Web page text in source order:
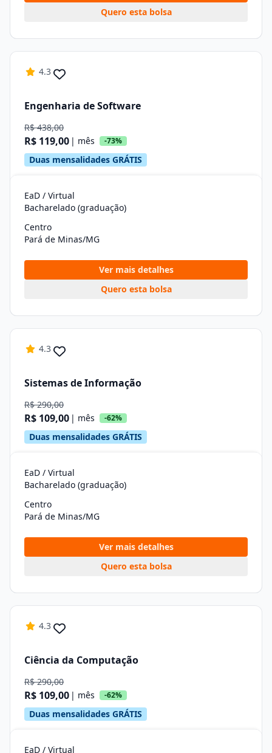
Quero esta bolsa
4.3
Engenharia de Software
R$ 438,00
R$ 119,00 | mês -73%
Duas mensalidades GRÁTIS
EaD / Virtual
Bacharelado (graduação)
Centro
Pará de Minas/MG
Ver mais detalhes
Quero esta bolsa
4.3
Sistemas de Informação
R$ 290,00
R$ 109,00 | mês -62%
Duas mensalidades GRÁTIS
EaD / Virtual
Bacharelado (graduação)
Centro
Pará de Minas/MG
Ver mais detalhes
Quero esta bolsa
4.3
Ciência da Computação
R$ 290,00
R$ 109,00 | mês -62%
Duas mensalidades GRÁTIS
EaD / Virtual